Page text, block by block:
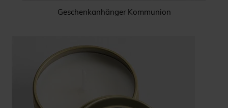
Geschenkanhänger Kommunion